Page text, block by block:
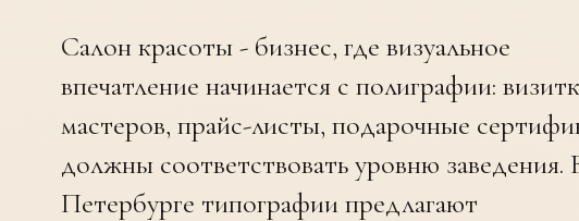
Салон красоты - бизнес, где визуальное
впечатление начинается с полиграфии:
мастеров, прайс-листы, подарочные
должны соответствовать уровню заведения.
Петербурге типографии предлагают